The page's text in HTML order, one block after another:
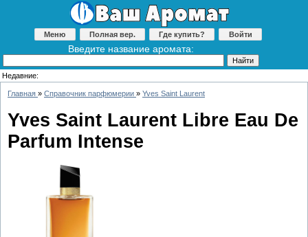
Меню Полная вер. Где купить? Войти
Введите название аромата:
Недавние:
Главная » Справочник парфюмерии » Yves Saint Laurent
Yves Saint Laurent Libre Eau De
Parfum Intense